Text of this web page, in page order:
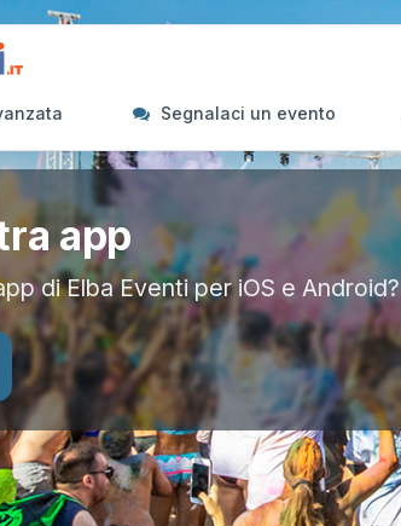
Segnalaci un evento
app
di Elba Eventi per iOS e Android?